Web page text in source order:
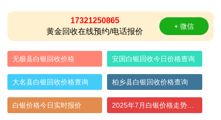
17321250865
黄金回收在线预约/电话报价
+ 微信
无极县白银回收价格 安国白银回收今日价格查询
大名县白银回收价格查询 柏乡县白银回收价格查询
白银价格今日实时报价